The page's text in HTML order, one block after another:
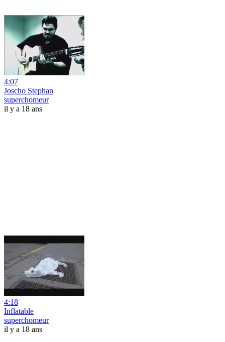
4:07
Joscho Stephan
superchomeur
il y a 18 ans
4:18
Inflatable
superchomeur
il y a 18 ans